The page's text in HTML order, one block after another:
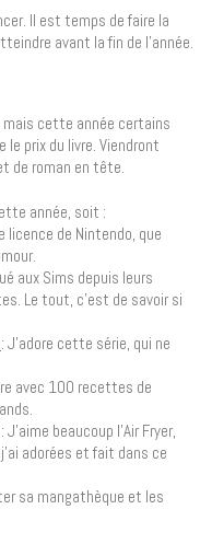
Il est temps de faire la
avant la fin de l’année.
cette année certains
le prix du livre. Viendront
de roman en tête.
année, soit :
licence de Nintendo, que
aux Sims depuis leurs
Le tout, c’est de savoir si
: J’adore cette série, qui ne
avec 100 recettes de
: J’aime beaucoup l’Air Fryer,
adorées et fait dans ce
sa mangathèque et les